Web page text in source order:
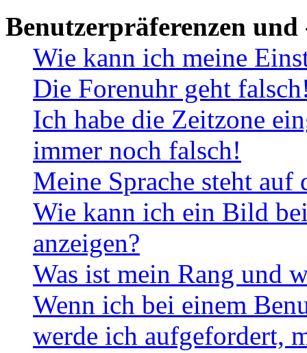
Benutzerpräferenzen und
Wie kann ich meine
Die Forenuhr geht
Ich habe die Zeitzone
immer noch falsch!
Meine Sprache steht
Wie kann ich ein Bild
anzeigen?
Was ist mein Rang und
Wenn ich bei einem
werde ich aufgefordert,